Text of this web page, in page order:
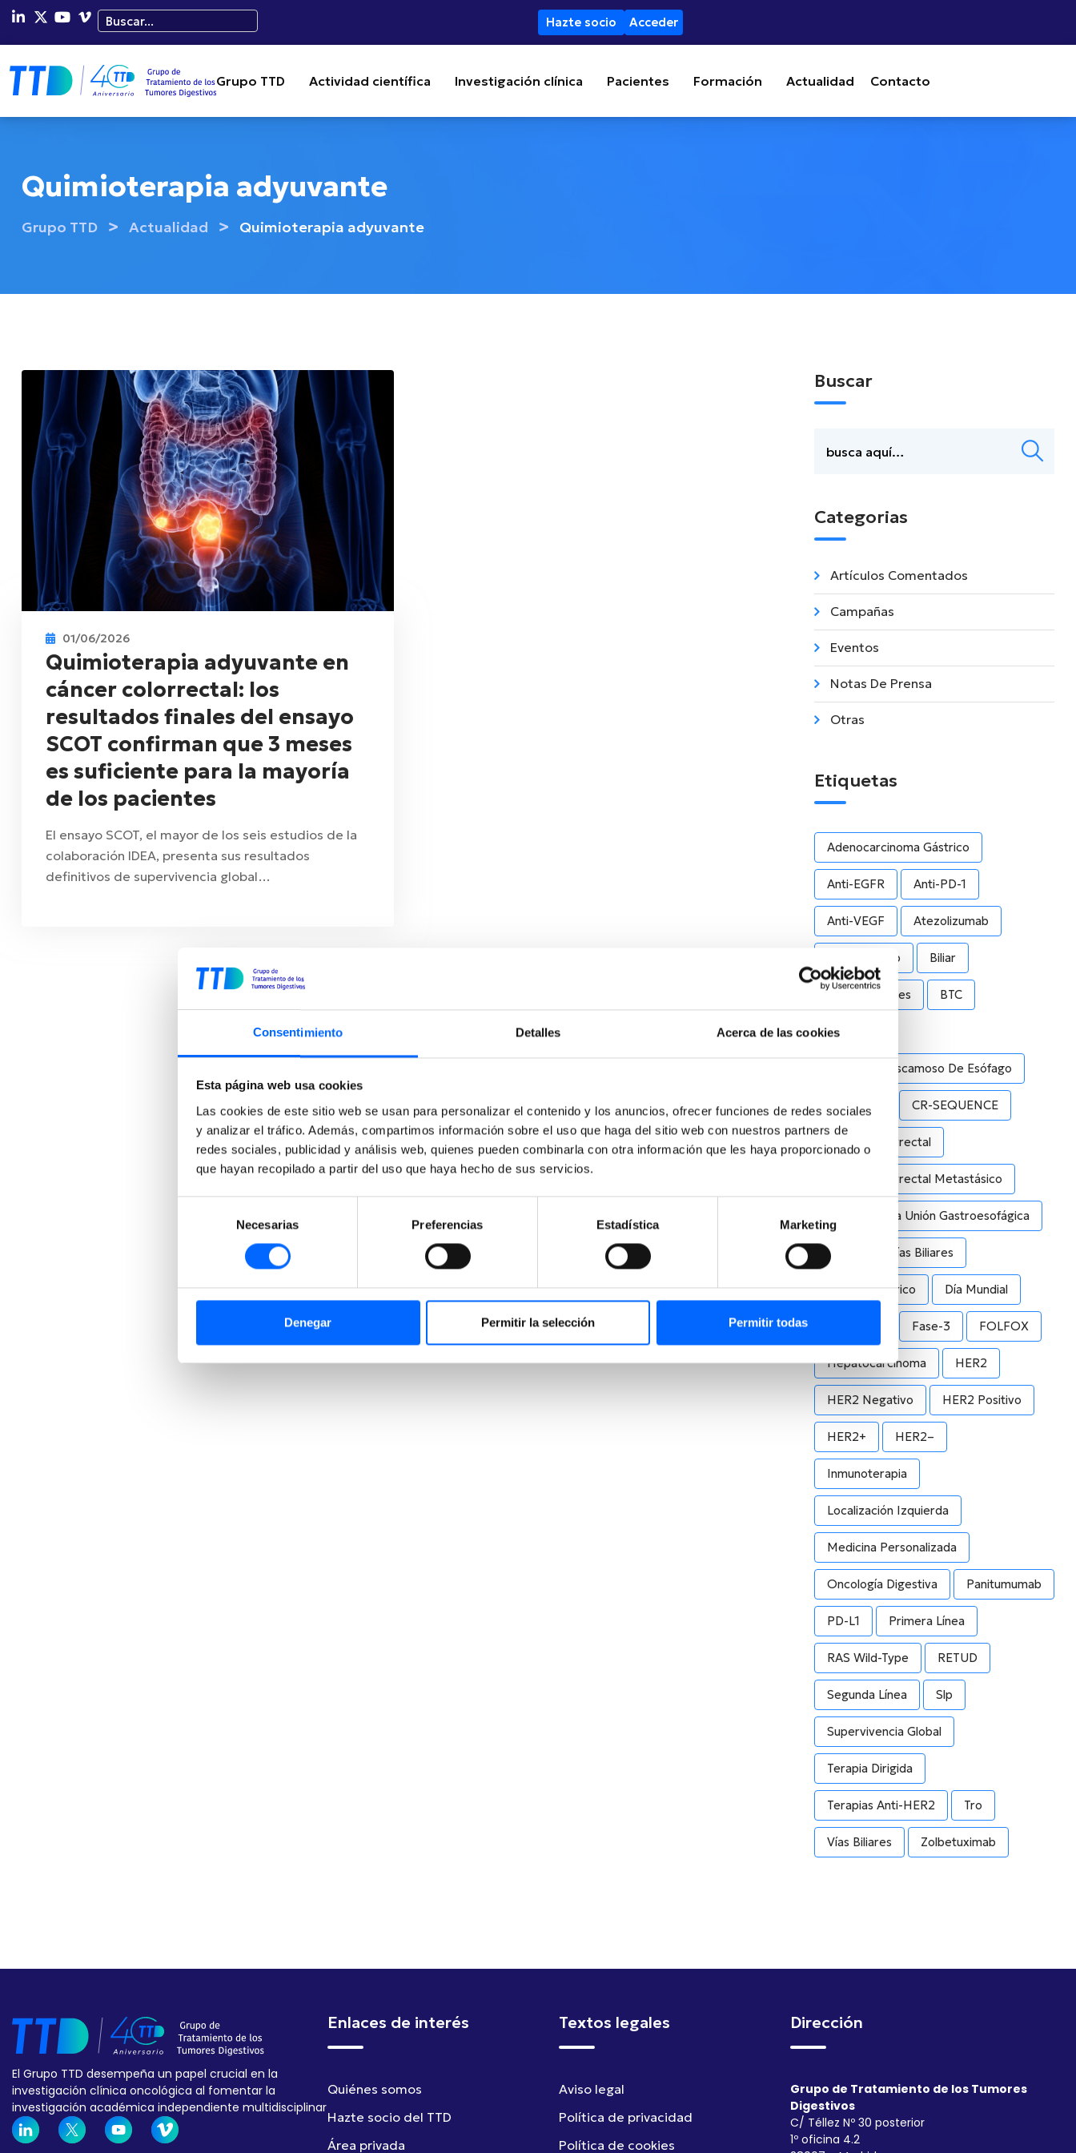
Consentimiento Detalles Acerca de las cookies
Esta página web usa cookies
Las cookies de este sitio web se usan para personalizar el contenido y los anuncios, ofrecer funciones de redes sociales
y analizar el tráfico. Además, compartimos información sobre el uso que haga del sitio web con nuestros partners de
redes sociales, publicidad y análisis web, quienes pueden combinarla con otra información que les haya proporcionado o
que hayan recopilado a partir del uso que haya hecho de sus servicios.
consentimiento
Necesarias Preferencias Estadística Marketing
Denegar Permitir la selección Permitir todas
Hazte socio Acceder
Grupo TTD Actividad científica Investigación clínica Pacientes Formación Actualidad Contacto
Quimioterapia adyuvante
Grupo TTD > Actualidad > Quimioterapia adyuvante
01/06/2026
Quimioterapia adyuvante en
cáncer colorrectal: los
resultados finales del ensayo
SCOT confirman que 3 meses
es suficiente para la mayoría
de los pacientes
El ensayo SCOT, el mayor de los seis estudios de la
colaboración IDEA, presenta sus resultados
definitivos de supervivencia global…
Buscar
Categorias
Artículos Comentados
Campañas
Eventos
Notas De Prensa
Otras
Etiquetas
Adenocarcinoma Gástrico
Anti-EGFR Anti-PD-1
Anti-VEGF Atezolizumab
Bevacizumab Biliar
Biomarcadores BTC
Campaña
Carcinoma Escamoso De Esófago
CLDN18.2 CR-SEQUENCE
Cáncer Colorrectal
Cáncer Colorrectal Metastásico
Cáncer De La Unión Gastroesofágica
Cáncer De Vías Biliares
Cáncer Gástrico Día Mundial
Fase-3 FOLFOX
Hepatocarcinoma HER2
HER2 Negativo HER2 Positivo
HER2+ HER2–
Inmunoterapia
Localización Izquierda
Medicina Personalizada
Oncología Digestiva Panitumumab
PD-L1 Primera Línea
RAS Wild-Type RETUD
Segunda Línea Slp
Supervivencia Global
Terapia Dirigida
Terapias Anti-HER2 Tro
Vías Biliares Zolbetuximab
El Grupo TTD desempeña un papel crucial en la
investigación clínica oncológica al fomentar la
investigación académica independiente multidisciplinar
Enlaces de interés
Quiénes somos
Hazte socio del TTD
Área privada
Textos legales
Aviso legal
Política de privacidad
Política de cookies
Dirección
Grupo de Tratamiento de los Tumores
Digestivos
C/ Téllez Nº 30 posterior
1º oficina 4.2